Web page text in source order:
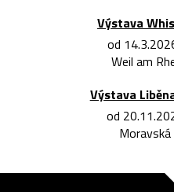
Výstava
od
Weil am
Výstava
od